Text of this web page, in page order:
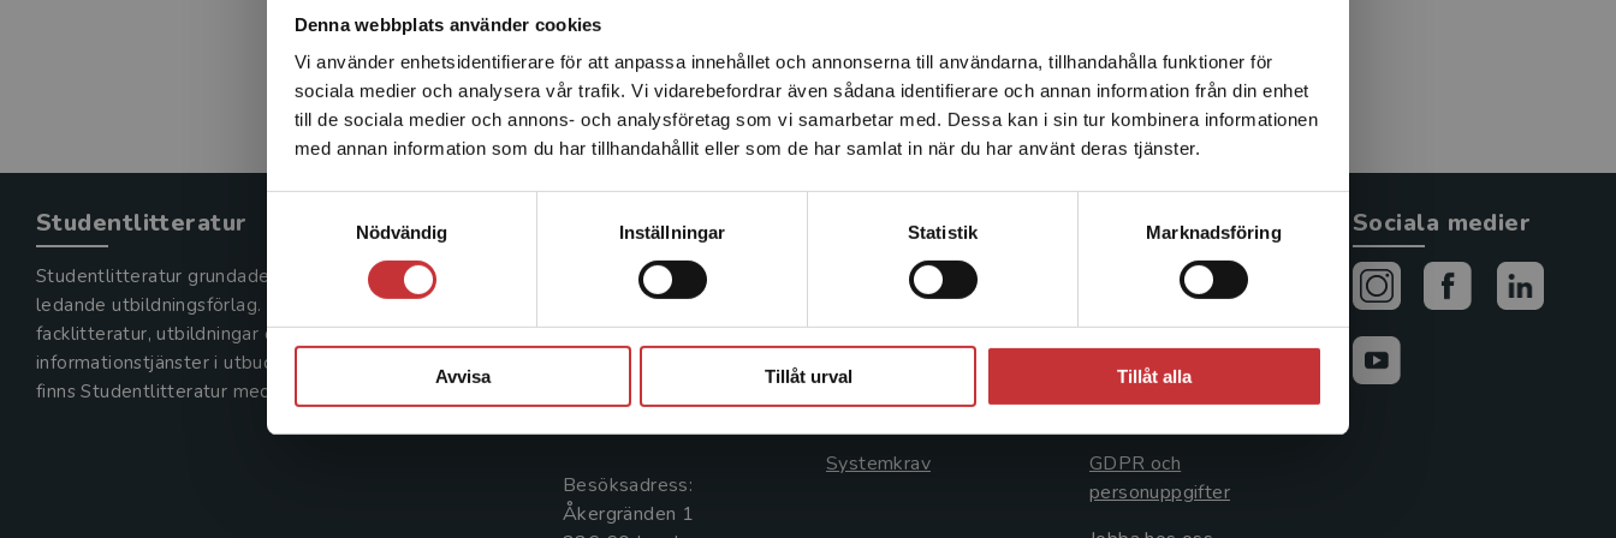
Denna webbplats använder cookies
Vi använder enhetsidentifierare för att anpassa innehållet och annonserna till användarna, tillhandahålla funktioner för
sociala medier och analysera vår trafik. Vi vidarebefordrar även sådana identifierare och annan information från din enhet
till de sociala medier och annons- och analysföretag som vi samarbetar med. Dessa kan i sin tur kombinera informationen
med annan information som du har tillhandahållit eller som de har samlat in när du har använt deras tjänster.
Nödvändig
Inställningar Statistik Marknadsföring
Avvisa Tillåt urval Tillåt alla
Det verkar som att du besöker studentlitteratur.se via en
enhet utanför Sverige. Vi erbjuder inte leveranser utanför
Sverige. För att kunna slutföra ett köp måste
leveransadressen vara i Sverige.Läs mer
med hela Europa som arbetsplats.
Studentlitteratur
Studentlitteratur grundades 1963 och är idag Sveriges
ledande utbildningsförlag. Med läromedel, kurslitteratur,
facklitteratur, utbildningar och digitala
informationstjänster i utbudet,
finns Studentlitteratur med längs hela kunskapsresan.
Kontakta oss
Kontakta oss
046-31 20 00
Box 141
221 00 Lund
Besöksadress:
Åkergränden 1
Kundservice
Kontakta kundservice
046-31 21 00
Frågor och svar
Systemkrav
Allmänna länkar
Avtal och rättigheter
Cookies
GDPR och
personuppgifter
Sociala medier